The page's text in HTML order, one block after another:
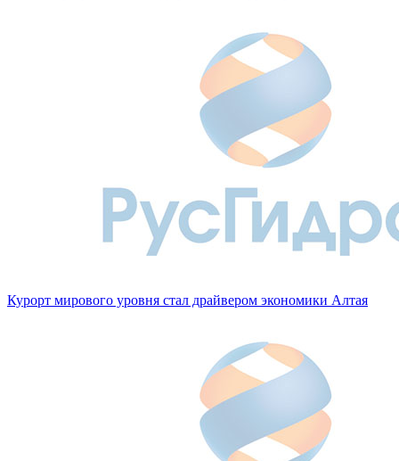
Курорт мирового уровня стал драйвером экономики Алтая